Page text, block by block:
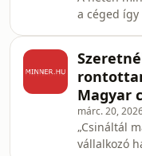
még
a céged
podcast
kenyér.
változásra
sikeres
venni az
szakítani
Magyar
márc. 20,
„Csináltál
vállalkozó